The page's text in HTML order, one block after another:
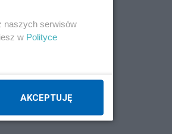
naszych serwisów
w Polityce
AKCEPTUJĘ